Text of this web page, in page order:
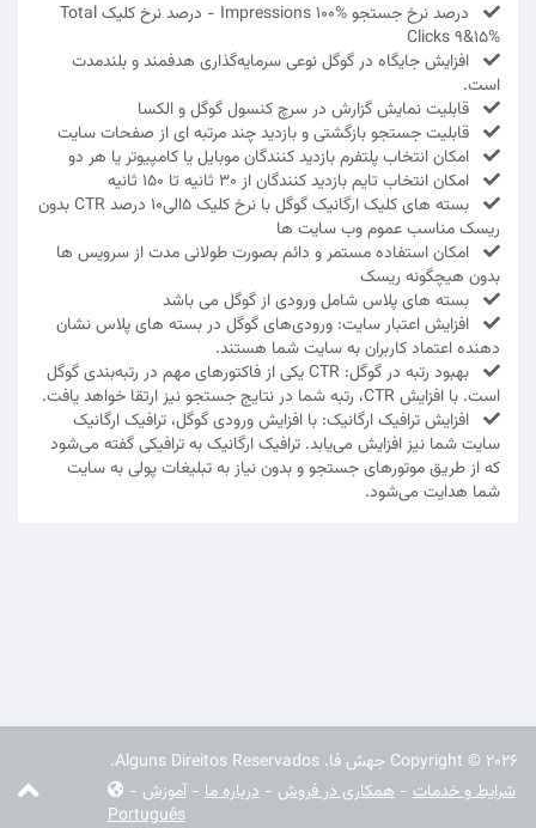
درصد نرخ جستجو Impressions 100% - درصد نرخ کلیک Total
Clicks 9&15%
افزایش جایگاه در گوگل نوعی سرمایه‌گذاری هدفمند و بلندمدت
است.
قابلیت نمایش گزارش در سرچ کنسول گوگل و الکسا
قابلیت جستجو بازگشتی و بازدید چند مرتبه ای از صفحات سایت
امکان انتخاب پلتفرم بازدید کنندگان موبایل یا کامپیوتر یا هر دو
امکان انتخاب تایم بازدید کنندگان از 30 ثانیه تا 150 ثانیه
بسته های کلیک ارگانیک گوگل با نرخ کلیک 5الی10 درصد CTR بدون
ریسک مناسب عموم وب سایت ها
امکان استفاده مستمر و دائم بصورت طولانی مدت از سرویس ها
بدون هیچگونه ریسک
بسته های پلاس شامل ورودی از گوگل می باشد
افزایش اعتبار سایت: ورودی‌های گوگل در بسته های پلاس نشان‌
دهنده اعتماد کاربران به سایت شما هستند.
بهبود رتبه در گوگل: CTR یکی از فاکتورهای مهم در رتبه‌بندی گوگل
است. با افزایش CTR، رتبه شما در نتایج جستجو نیز ارتقا خواهد یافت.
افزایش ترافیک ارگانیک: با افزایش ورودی گوگل، ترافیک ارگانیک
سایت شما نیز افزایش می‌یابد. ترافیک ارگانیک به ترافیکی گفته می‌شود
که از طریق موتورهای جستجو و بدون نیاز به تبلیغات پولی به سایت
شما هدایت می‌شود.
Copyright © 2026 جهش فا. Alguns Direitos Reservados.
شرایط و خدمات -همکاری در فروش -درباره ما -آموزش -
Português